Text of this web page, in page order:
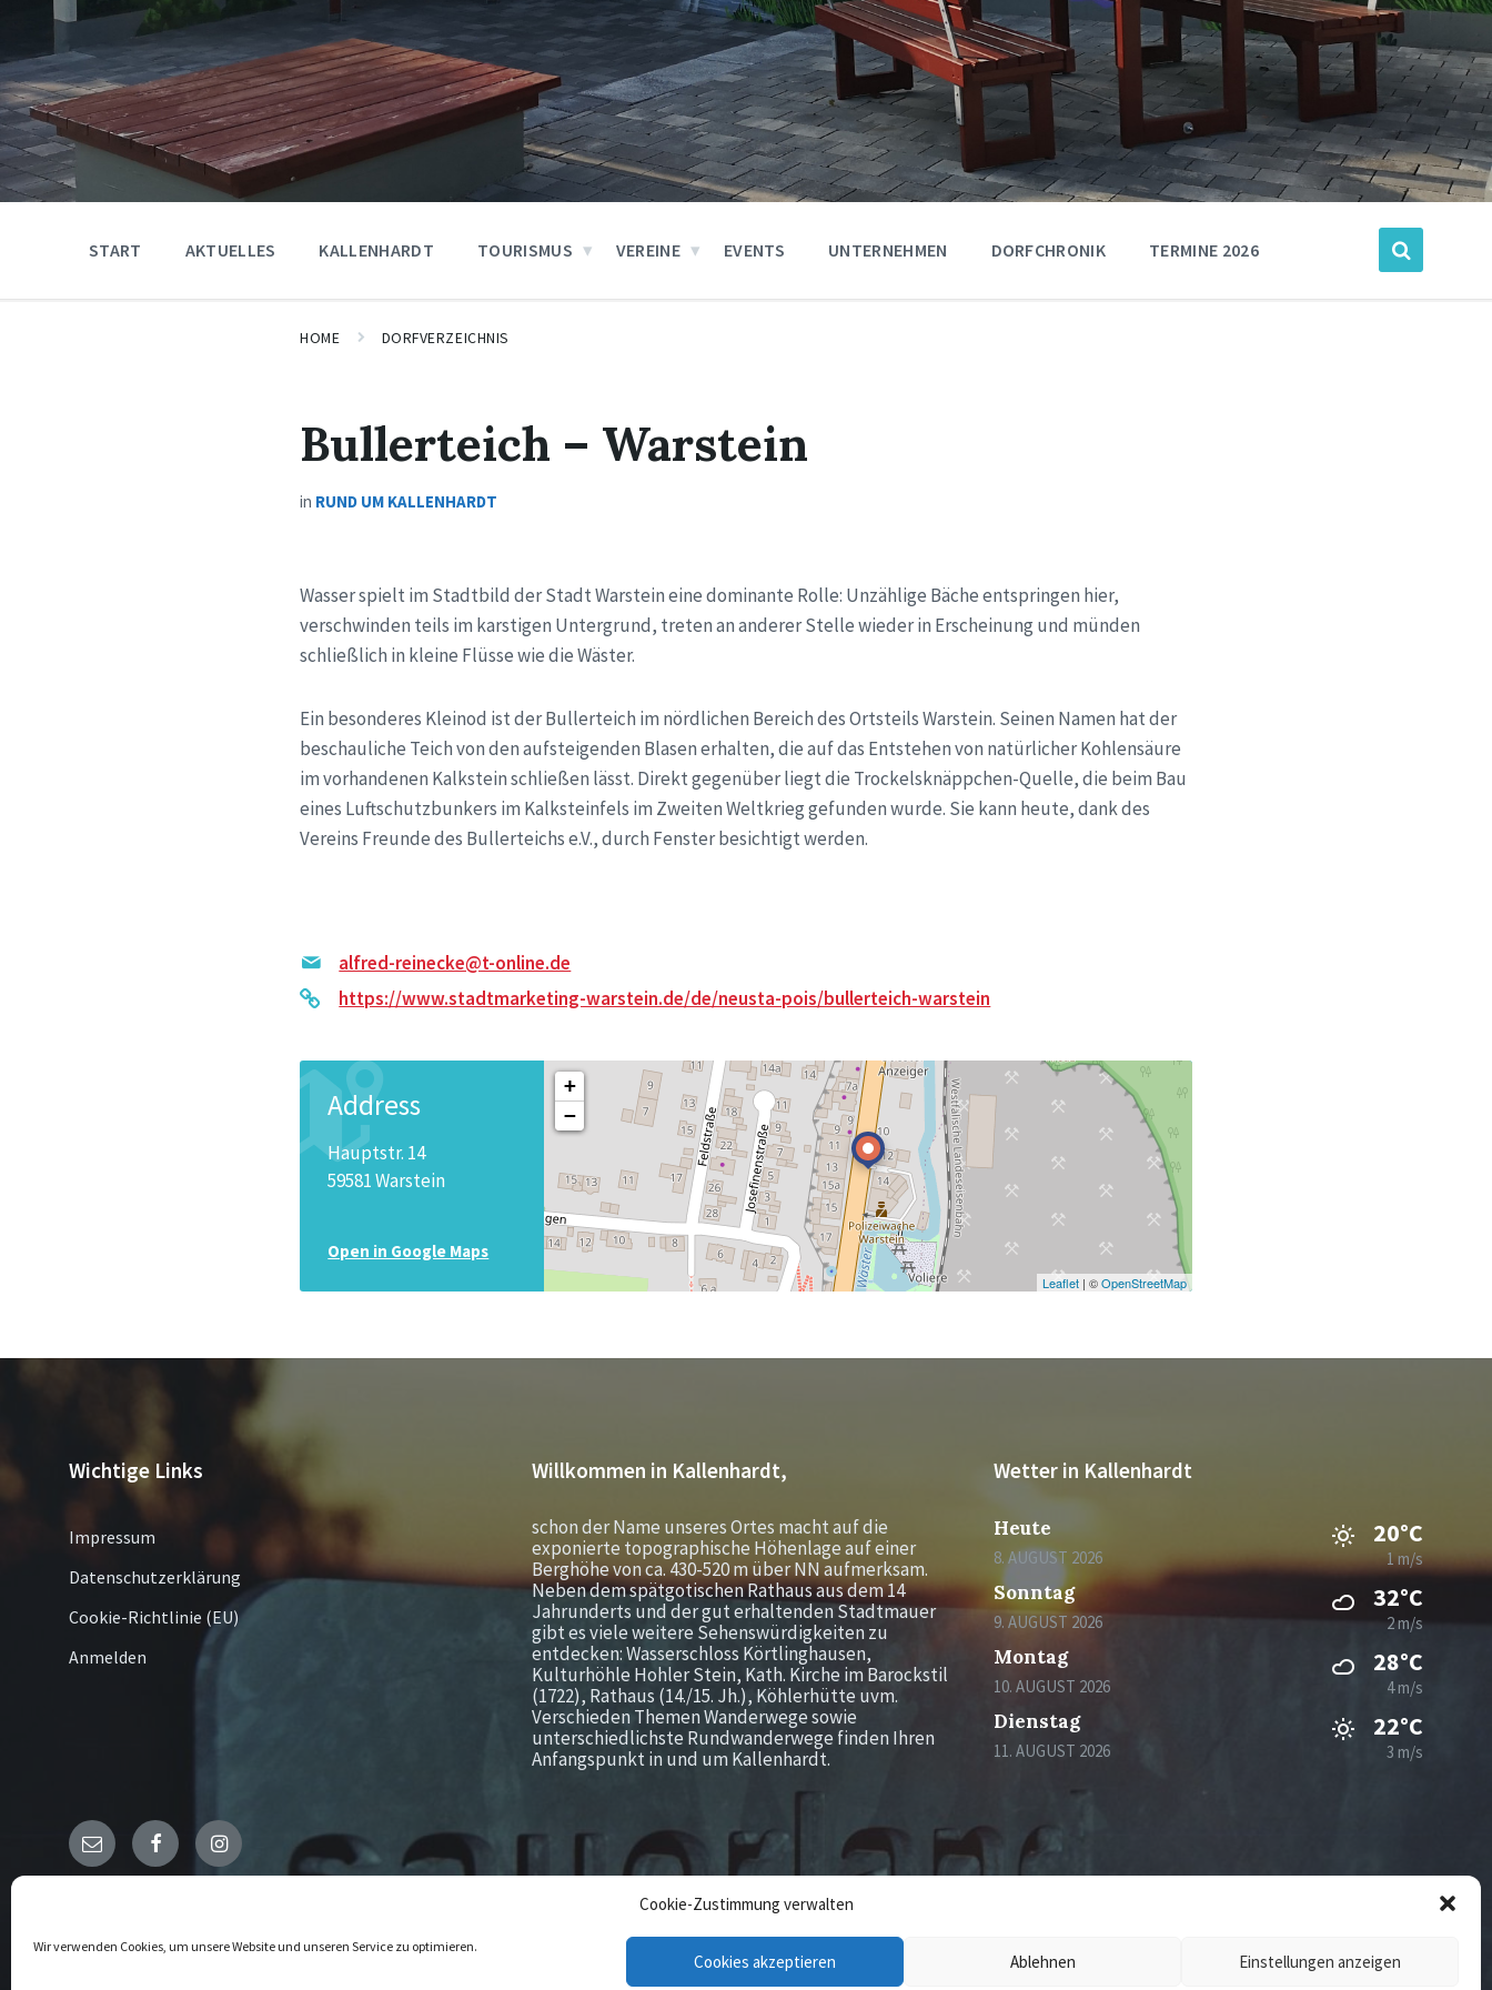
Cookie-Zustimmung verwalten
Wir verwenden Cookies, um unsere Website und unseren Service zu optimieren.
Cookies akzeptieren Ablehnen Einstellungen anzeigen
START AKTUELLES KALLENHARDT TOURISMUS VEREINE EVENTS UNTERNEHMEN DORFCHRONIK TERMINE 2026
HOME DORFVERZEICHNIS
Bullerteich – Warstein
in RUND UM KALLENHARDT
Wasser spielt im Stadtbild der Stadt Warstein eine dominante Rolle: Unzählige Bäche entspringen hier,
verschwinden teils im karstigen Untergrund, treten an anderer Stelle wieder in Erscheinung und münden
schließlich in kleine Flüsse wie die Wäster.
Ein besonderes Kleinod ist der Bullerteich im nördlichen Bereich des Ortsteils Warstein. Seinen Namen hat der
beschauliche Teich von den aufsteigenden Blasen erhalten, die auf das Entstehen von natürlicher Kohlensäure
im vorhandenen Kalkstein schließen lässt. Direkt gegenüber liegt die Trockelsknäppchen-Quelle, die beim Bau
eines Luftschutzbunkers im Kalksteinfels im Zweiten Weltkrieg gefunden wurde. Sie kann heute, dank des
Vereins Freunde des Bullerteichs e.V., durch Fenster besichtigt werden.
alfred-reinecke@t-online.de
https://www.stadtmarketing-warstein.de/de/neusta-pois/bullerteich-warstein
Address
Hauptstr. 14
59581 Warstein
Open in Google Maps
+
−
Leaflet| ©OpenStreetMap
Wichtige Links
Impressum
Datenschutzerklärung
Cookie-Richtlinie (EU)
Anmelden
Willkommen in Kallenhardt,
schon der Name unseres Ortes macht auf die
exponierte topographische Höhenlage auf einer
Berghöhe von ca. 430-520 m über NN aufmerksam.
Neben dem spätgotischen Rathaus aus dem 14
Jahrunderts und der gut erhaltenden Stadtmauer
gibt es viele weitere Sehenswürdigkeiten zu
entdecken: Wasserschloss Körtlinghausen,
Kulturhöhle Hohler Stein, Kath. Kirche im Barockstil
(1722), Rathaus (14./15. Jh.), Köhlerhütte uvm.
Verschieden Themen Wanderwege sowie
unterschiedlichste Rundwanderwege finden Ihren
Anfangspunkt in und um Kallenhardt.
Wetter in Kallenhardt
Heute
8. AUGUST 2026
20°C
1 m/s
Sonntag
9. AUGUST 2026
32°C
2 m/s
Montag
10. AUGUST 2026
28°C
4 m/s
Dienstag
11. AUGUST 2026
22°C
3 m/s
Email FacebookInstagram